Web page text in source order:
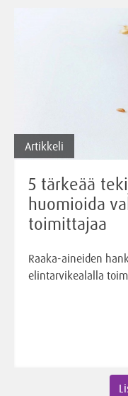
Artikkeli
5 tärkeää
huomioida
toimittajaa
Raaka-aineiden
elintarvikealalla